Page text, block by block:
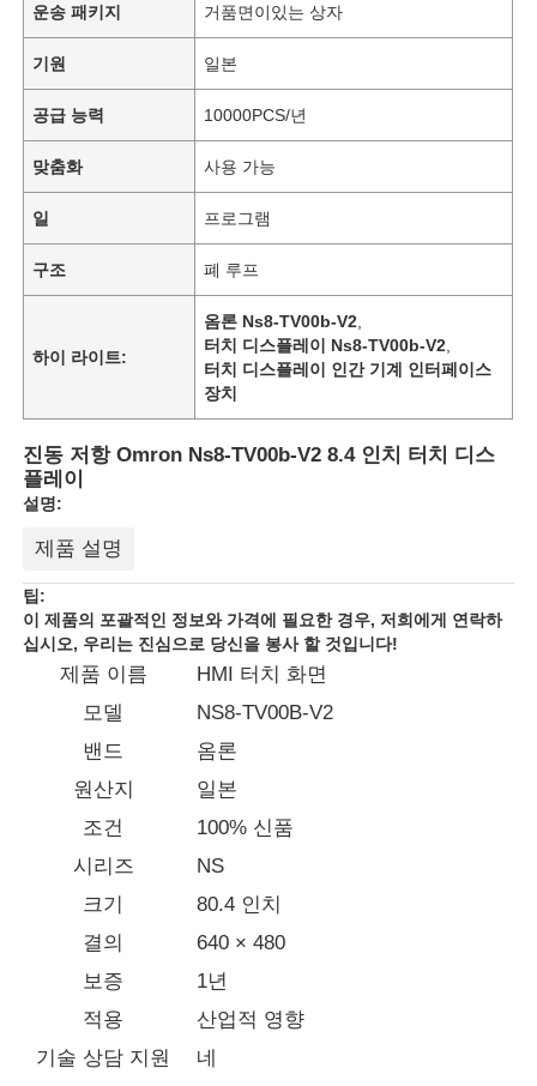
제품 소개
회사 소개
운송 패키지 거품면이있는 상자
기원 일본
공급 능력 10000PCS/년
맞춤화 사용 가능
일 프로그램
구조 폐 루프
하이 라이트:
옴론 Ns8-TV00b-V2
터치 디스플레이 Ns8-TV00b-V2
터치 디스플레이 인간 기계 인터페이스
장치
진동 저항 Omron Ns8-TV00b-V2 8.4 인치 터치 디스
플레이
설명:
제품 설명
팁:
이 제품의 포괄적인 정보와 가격에 필요한 경우, 저희에게 연락하
십시오, 우리는 진심으로 당신을 봉사 할 것입니다!
제품 이름
HMI 터치 화면
모델
NS8-TV00B-V2
밴드
옴론
원산지
일본
조건
100% 신품
시리즈
NS
크기
80.4 인치
결의
640 × 480
보증
1년
적용
산업적 영향
기술 상담 지원
네